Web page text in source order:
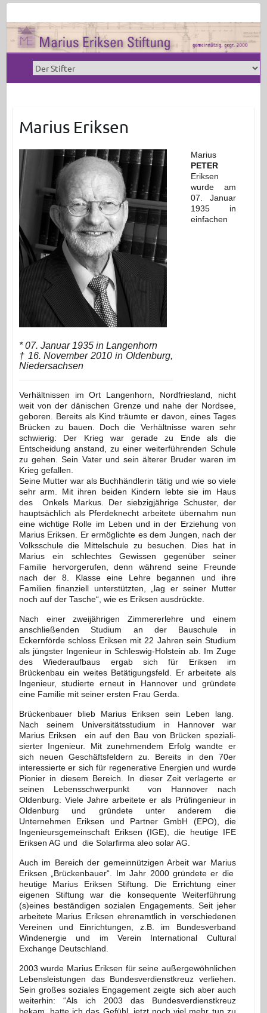
Marius Eriksen
* 07. Januar 1935 in Langenhorn
† 16. November 2010 in Oldenburg,
Niedersachsen
Marius
PETER
Eriksen
wurde am
07. Januar
1935 in
einfa­chen
Verhältnissen im Ort Langenhorn, Nordfries­land, nicht
weit von der dänischen Grenze und nahe der Nordsee,
geboren. Bereits als Kind träumte er davon, eines Tages
Brücken zu bauen. Doch die Verhältnisse waren sehr
schwierig: Der Krieg war gerade zu Ende als die
Entscheidung anstand, zu einer weiterführenden Schule
zu gehen. Sein Vater und sein älterer Bruder waren im
Krieg gefallen.
Seine Mutter war als Buchhändlerin tätig und wie so viele
sehr arm. Mit ihren beiden Kindern lebte sie im Haus
des Onkels Markus. Der siebzigjährige Schuster, der
hauptsächlich als Pferdeknecht ar­beitete übernahm nun
eine wichtige Rolle im Leben und in der Erziehung von
Marius Eriksen. Er ermöglichte es dem Jungen, nach der
Volksschule die Mittelschule zu besuchen. Dies hat in
Marius ein schlechtes Gewissen gegenüber seiner
Familie hervorgerufen, denn während seine Freunde
nach der 8. Klasse eine Lehre begannen und ihre
Familien finanziell unterstützten, „lag er seiner Mutter
noch auf der Tasche“, wie es Eriksen ausdrückte.
Nach einer zweijährigen Zimmererlehre und einem
anschließenden Studium an der Bauschule in
Eckernförde schloss Eriksen mit 22 Jahren sein Studium
als jüngster Ingenieur in Schleswig-Holstein ab. Im Zuge
des Wiederaufbaus ergab sich für Eriksen im
Brückenbau ein weites Betätigungsfeld. Er arbeitete als
Ingenieur, studierte erneut in Hannover und gründete
eine Familie mit seiner ersten Frau Gerda.
Brückenbauer blieb Marius Eriksen sein Leben lang.
Nach seinem Universitätsstudium in Hannover war
Marius Eriksen ein auf den Bau von Brücken speziali­
sierter Ingenieur. Mit zunehmendem Erfolg wandte er
sich neuen Geschäftsfeldern zu. Bereits in den 70er
interessierte er sich für regenerative Energien und wurde
Pionier in diesem Bereich. In dieser Zeit verlagerte er
seinen Lebensschwerpunkt von Hannover nach
Oldenburg. Viele Jahre arbeitete er als Prüfingenieur in
Oldenburg und gründete unter anderem die
Unternehmen Eriksen und Partner GmbH (EPO), die
Ingenieursgemeinschaft Eriksen (IGE), die heutige IFE
Eriksen AG und die Solarfirma aleo solar AG.
Auch im Bereich der gemeinnützigen Arbeit war Marius
Eriksen „Brückenbauer“. Im Jahr 2000 gründete er die
heutige Marius Eriksen Stiftung. Die Errichtung einer
eigenen Stiftung war die konsequente Weiter­führung
(s)eines beständigen sozialen Engage­ments. Seit jeher
arbeitete Marius Eriksen ehren­amtlich in verschiedenen
Vereinen und Einrichtun­gen, z.B. im Bundesverband
Windenergie und im Verein International Cultural
Exchange Deutsch­land.
2003 wurde Marius Eriksen für seine außerge­wöhnlichen
Lebensleistungen das Bundesver­dienstkreuz verliehen.
Sein großes soziales Enga­gement zeigte sich aber auch
weiterhin: “Als ich 2003 das Bundesverdienstkreuz